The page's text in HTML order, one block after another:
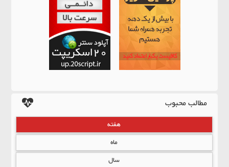
مطالب محبوب
هفته
ماه
سال